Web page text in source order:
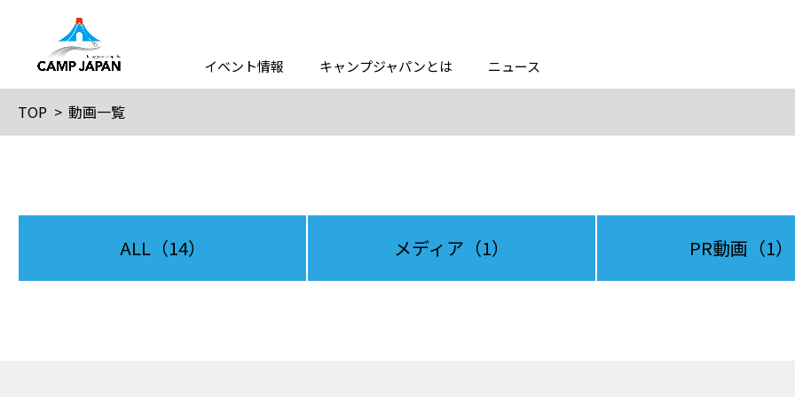
イベント情報 キャンプジャパンとは ニュース
TOP 動画一覧
ALL（14） メディア （1） PR動画 （1）